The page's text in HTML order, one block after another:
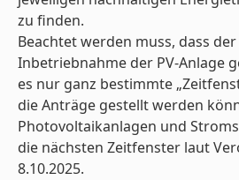
zu finden.
Beachtet werden muss, dass
Inbetriebnahme der PV-Anlage
es nur ganz bestimmte
die Anträge gestellt werden
Photovoltaikanlagen und
die nächsten Zeitfenster laut
8.10.2025.